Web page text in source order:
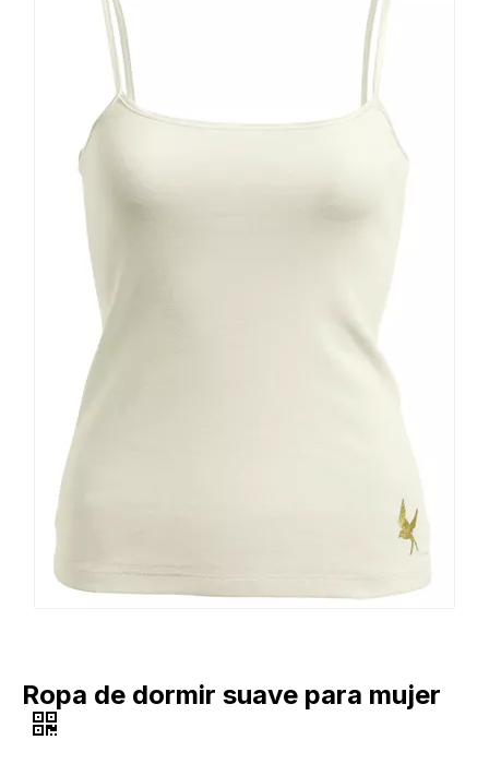
La guía definitiva de trajes de baño para niños: comodidad, diseño y seguridad
Una guía completa de trajes de baño para niños: comodidad, estilo y seguridad para divertirse bajo el sol
Ropa de dormir suave para mujer